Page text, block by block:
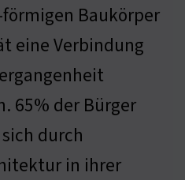
Baukörper
eine Verbindung
65% der Bürger
durch
in ihrer